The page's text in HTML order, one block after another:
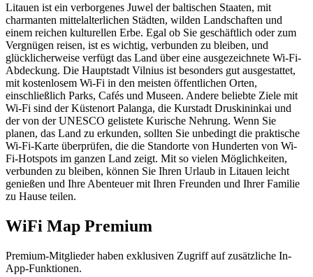
Litauen ist ein verborgenes Juwel der baltischen Staaten, mit
charmanten mittelalterlichen Städten, wilden Landschaften und
einem reichen kulturellen Erbe. Egal ob Sie geschäftlich oder zum
Vergnügen reisen, ist es wichtig, verbunden zu bleiben, und
glücklicherweise verfügt das Land über eine ausgezeichnete Wi-Fi-
Abdeckung. Die Hauptstadt Vilnius ist besonders gut ausgestattet,
mit kostenlosem Wi-Fi in den meisten öffentlichen Orten,
einschließlich Parks, Cafés und Museen. Andere beliebte Ziele mit
Wi-Fi sind der Küstenort Palanga, die Kurstadt Druskininkai und
der von der UNESCO gelistete Kurische Nehrung. Wenn Sie
planen, das Land zu erkunden, sollten Sie unbedingt die praktische
Wi-Fi-Karte überprüfen, die die Standorte von Hunderten von Wi-
Fi-Hotspots im ganzen Land zeigt. Mit so vielen Möglichkeiten,
verbunden zu bleiben, können Sie Ihren Urlaub in Litauen leicht
genießen und Ihre Abenteuer mit Ihren Freunden und Ihrer Familie
zu Hause teilen.
WiFi Map Premium
Premium-Mitglieder haben exklusiven Zugriff auf zusätzliche In-
App-Funktionen.